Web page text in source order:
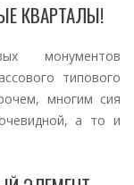
КВАРТАЛЫ!
монументов
типового
многим сия
а то и